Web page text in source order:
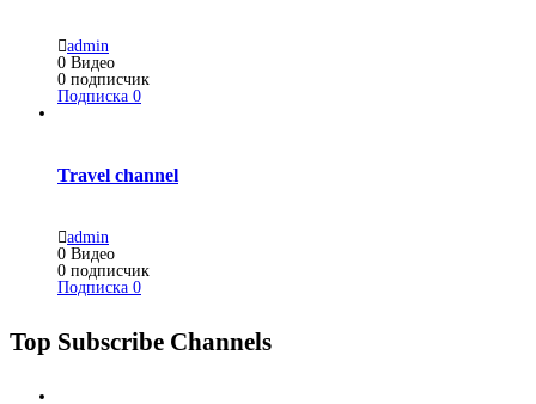
admin
0 Видео
0 подписчик
Подписка 0
Travel channel
admin
0 Видео
0 подписчик
Подписка 0
Top Subscribe Channels